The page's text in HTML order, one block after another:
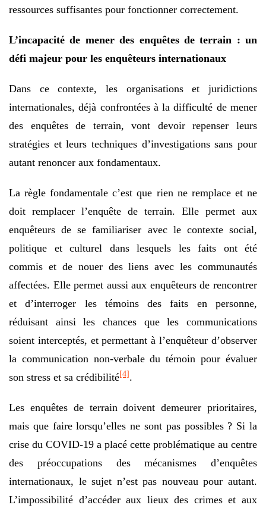
ressources suffisantes pour fonctionner correctement.
L’incapacité de mener des enquêtes de terrain : un
défi majeur pour les enquêteurs internationaux
Dans ce contexte, les organisations et juridictions
internationales, déjà confrontées à la difficulté de mener
des enquêtes de terrain, vont devoir repenser leurs
stratégies et leurs techniques d’investigations sans pour
autant renoncer aux fondamentaux.
La règle fondamentale c’est que rien ne remplace et ne
doit remplacer l’enquête de terrain. Elle permet aux
enquêteurs de se familiariser avec le contexte social,
politique et culturel dans lesquels les faits ont été
commis et de nouer des liens avec les communautés
affectées. Elle permet aussi aux enquêteurs de rencontrer
et d’interroger les témoins des faits en personne,
réduisant ainsi les chances que les communications
soient interceptés, et permettant à l’enquêteur d’observer
la communication non-verbale du témoin pour évaluer
son stress et sa crédibilité[4].
Les enquêtes de terrain doivent demeurer prioritaires,
mais que faire lorsqu’elles ne sont pas possibles ? Si la
crise du COVID-19 a placé cette problématique au centre
des préoccupations des mécanismes d’enquêtes
internationaux, le sujet n’est pas nouveau pour autant.
L’impossibilité d’accéder aux lieux des crimes et aux